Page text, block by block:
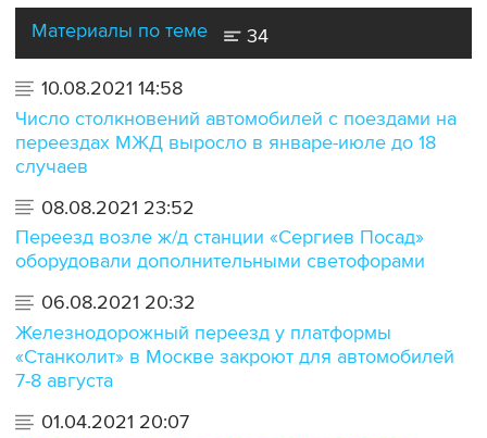
Материалы по теме 34
10.08.2021 14:58
Число столкновений автомобилей с поездами на
переездах МЖД выросло в январе-июле до 18
случаев
08.08.2021 23:52
Переезд возле ж/д станции «Сергиев Посад»
оборудовали дополнительными светофорами
06.08.2021 20:32
Железнодорожный переезд у платформы
«Станколит» в Москве закроют для автомобилей
7-8 августа
01.04.2021 20:07